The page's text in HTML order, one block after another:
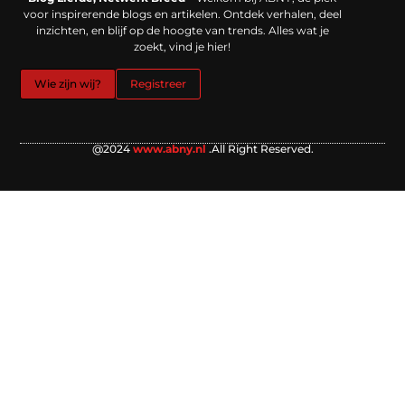
voor inspirerende blogs en artikelen. Ontdek verhalen, deel
inzichten, en blijf op de hoogte van trends. Alles wat je
zoekt, vind je hier!
Wie zijn wij? Registreer
@2024 www.abny.nl .All Right Reserved.